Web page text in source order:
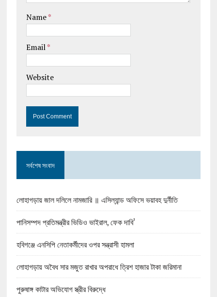
Name*
Email*
Website
সর্বশেষ সংবাদ
লোহাগড়ায় জাল দলিলে নামজারি ॥ এসিল্যান্ড অফিসে ভয়াবহ দুর্নীতি
পানিসম্পদ প্রতিমন্ত্রীর ভিডিও ভাইরাল, ফেক দাবি’
হবিগঞ্জে এনসিপি নেতাকর্মীদের ওপর সন্ত্রাসী হামলা
লোহাগড়ায় অবৈধ সার মজুত রাখার অপরাধে ত্রিশ হাজার টাকা জরিমানা
পুরুষাঙ্গ কাটার অভিযোগ স্ত্রীর বিরুদ্ধে